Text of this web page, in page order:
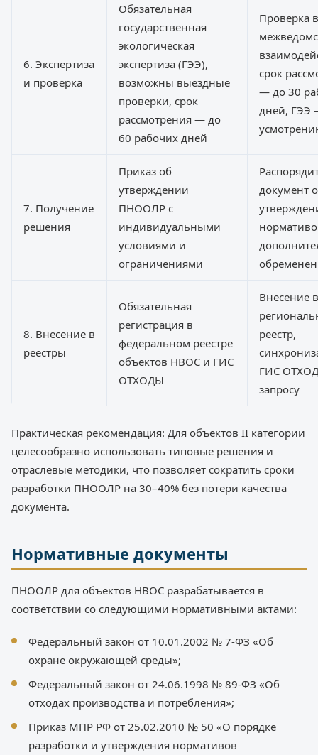
6. Экспертиза
и проверка
Обязательная
государственная
экологическая
экспертиза (ГЭЭ),
возможны выездные
проверки, срок
рассмотрения — до
60 рабочих дней
Проверка
срок
— до 30
дней, ГЭЭ
7. Получение
решения
Приказ об
утверждении
ПНООЛР с
индивидуальными
условиями и
ограничениями
документ
8. Внесение в
реестры
Обязательная
регистрация в
федеральном реестре
объектов НВОС и ГИС
ОТХОДЫ
Внесение в
реестр,
ГИС
запросу
Практическая рекомендация: Для объектов II категории
целесообразно использовать типовые решения и
отраслевые методики, что позволяет сократить сроки
разработки ПНООЛР на 30–40% без потери качества
документа.
Нормативные документы
ПНООЛР для объектов НВОС разрабатывается в
соответствии со следующими нормативными актами:
Федеральный закон от 10.01.2002 № 7-ФЗ «Об
охране окружающей среды»;
Федеральный закон от 24.06.1998 № 89-ФЗ «Об
отходах производства и потребления»;
Приказ МПР РФ от 25.02.2010 № 50 «О порядке
разработки и утверждения нормативов